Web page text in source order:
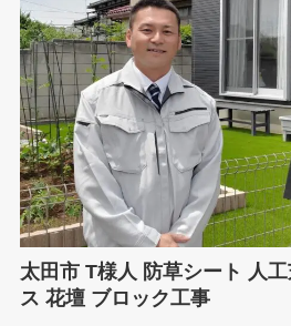
太田市 T様人 防草シート 人
ス 花壇 ブロック工事